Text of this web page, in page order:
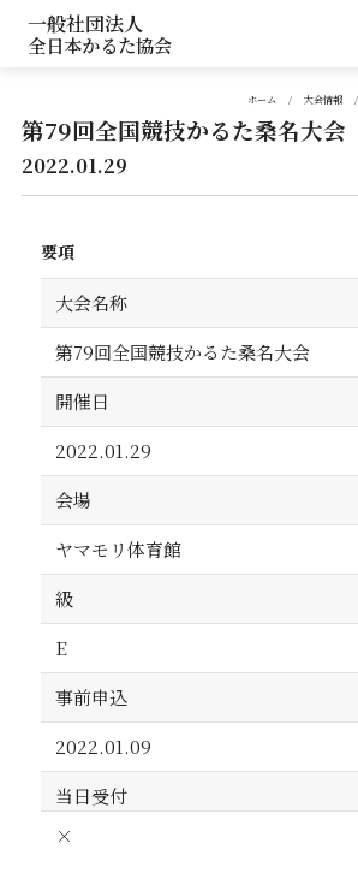
一般社団法人
全日本かるた協会
ホーム 大会情報
第79回全国競技かるた桑名大会
2022.01.29
要項
大会名称
第79回全国競技かるた桑名大会
開催日
2022.01.29
会場
ヤマモリ体育館
級
E
事前申込
2022.01.09
当日受付
×